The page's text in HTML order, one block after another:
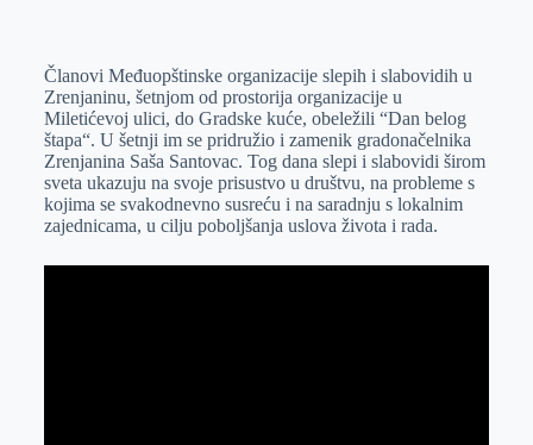
e
r
I
n
s
A
p
p
a
i
l
Članovi Međuopštinske organizacije slepih i slabovidih u
Zrenjaninu, šetnjom od prostorija organizacije u
Miletićevoj ulici, do Gradske kuće, obeležili “Dan belog
štapa“. U šetnji im se pridružio i zamenik gradonačelnika
Zrenjanina Saša Santovac. Tog dana slepi i slabovidi širom
sveta ukazuju na svoje prisustvo u društvu, na probleme s
kojima se svakodnevno susreću i na saradnju s lokalnim
zajednicama, u cilju poboljšanja uslova života i rada.